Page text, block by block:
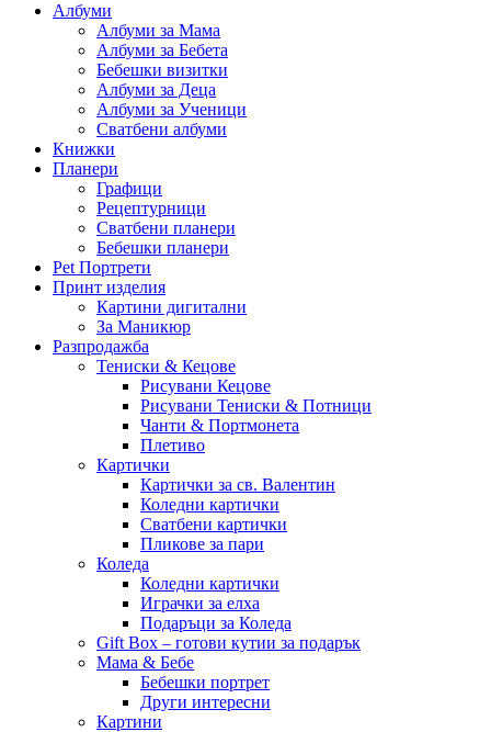
Албуми
Албуми за Мама
Албуми за Бебета
Бебешки визитки
Албуми за Деца
Албуми за Ученици
Сватбени албуми
Книжки
Планери
Графици
Рецептурници
Сватбени планери
Бебешки планери
Pet Портрети
Принт изделия
Картини дигитални
За Маникюр
Разпродажба
Тениски & Кецове
Рисувани Кецове
Рисувани Тениски & Потници
Чанти & Портмонета
Плетиво
Картички
Картички за св. Валентин
Коледни картички
Сватбени картички
Пликове за пари
Коледа
Коледни картички
Играчки за елха
Подаръци за Коледа
Gift Box – готови кутии за подарък
Мама & Бебе
Бебешки портрет
Други интересни
Картини